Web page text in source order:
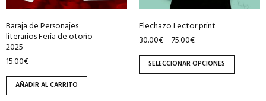
Baraja de Personajes
literarios Feria de otoño
2025
15.00€
AÑADIR AL CARRITO
Flechazo Lector print
30.00€–75.00€
SELECCIONAR OPCIONES
en
la
página
de
producto